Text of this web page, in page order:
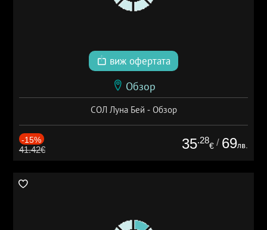
виж офертата
Обзор
СОЛ Луна Бей - Обзор
-15%
41.42€ 35.28
€ / 69лв.